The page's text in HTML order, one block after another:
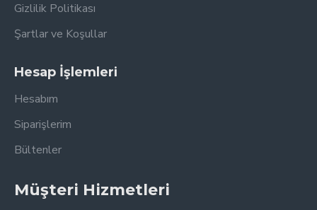
Gizlilik Politikası
Şartlar ve Koşullar
Hesap İşlemleri
Hesabım
Siparişlerim
Bültenler
Müşteri Hizmetleri